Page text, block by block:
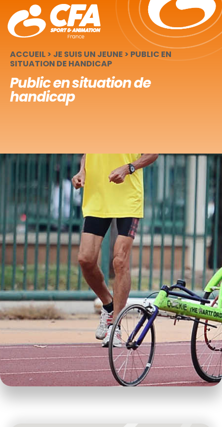
ACCUEIL> JE SUIS UN JEUNE > PUBLIC EN
SITUATION DE HANDICAP
Public en situation de
handicap
Panneau de gestion des cookies